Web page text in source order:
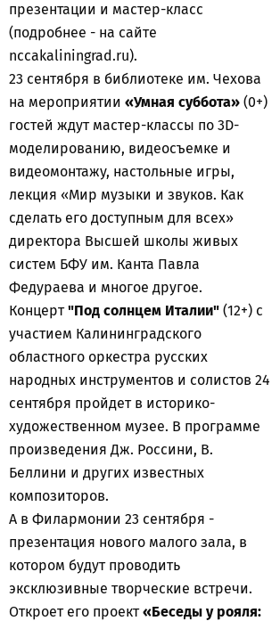
презентации и мастер-класс
(подробнее - на сайте
nccakaliningrad.ru).
23 сентября в библиотеке им. Чехова
на мероприятии «Умная суббота» (0+)
гостей ждут мастер-классы по 3D-
моделированию, видеосъемке и
видеомонтажу, настольные игры,
лекция «Мир музыки и звуков. Как
сделать его доступным для всех»
директора Высшей школы живых
систем БФУ им. Канта Павла
Федураева и многое другое.
Концерт"Под солнцем Италии" (12+) с
участием Калининградского
областного оркестра русских
народных инструментов и солистов 24
сентября пройдет в историко-
художественном музее. В программе
произведения Дж. Россини, В.
Беллини и других известных
композиторов.
А в Филармонии 23 сентября -
презентация нового малого зала, в
котором будут проводить
эксклюзивные творческие встречи.
Откроет его проект«Беседы у рояля: